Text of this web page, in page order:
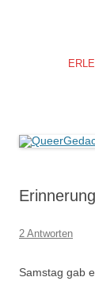
2 Antworten
Samstag gab